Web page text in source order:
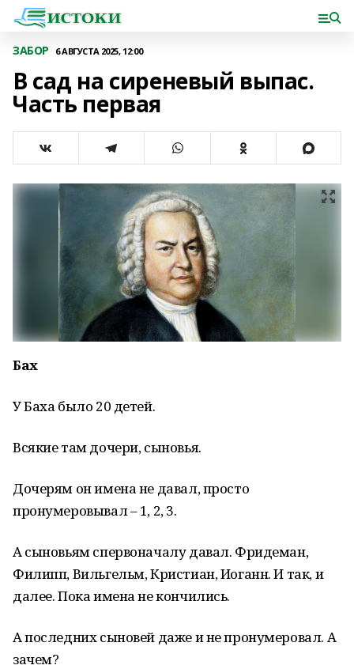
ЗАБОР 6 АВГУСТА 2025, 12:00
В сад на сиреневый выпас.
Часть первая
Бах
У Баха было 20 детей.
Всякие там дочери, сыновья.
Дочерям он имена не давал, просто
пронумеровывал – 1, 2, 3.
А сыновьям спервоначалу давал. Фридеман,
Филипп, Вильгельм, Кристиан, Иоганн. И так, и
далее. Пока имена не кончились.
А последних сыновей даже и не пронумеровал. А
зачем?